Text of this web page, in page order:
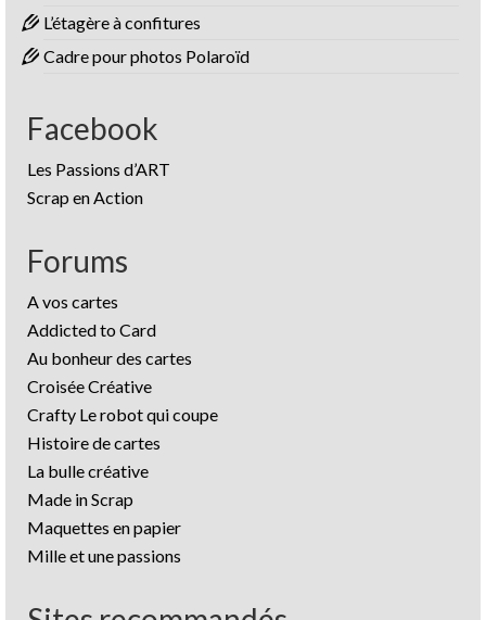
L’étagère à confitures
Cadre pour photos Polaroïd
Facebook
Les Passions d’ART
Scrap en Action
Forums
A vos cartes
Addicted to Card
Au bonheur des cartes
Croisée Créative
Crafty Le robot qui coupe
Histoire de cartes
La bulle créative
Made in Scrap
Maquettes en papier
Mille et une passions